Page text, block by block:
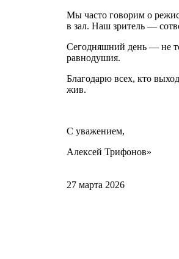
Мы часто говорим о
в зал. Наш зритель —
Сегодняшний день — не
равнодушия.
Благодарю всех, кто
жив.
С уважением,
Алексей Трифонов»
27 марта 2026